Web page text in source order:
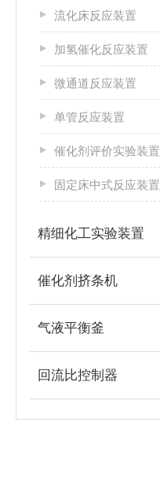
流化床反应装置
加氢催化反应装置
微通道反应装置
单管反应装置
催化剂评价实验装置
固定床中式反应装置
精细化工实验装置
催化剂挤条机
气液平衡釜
回流比控制器